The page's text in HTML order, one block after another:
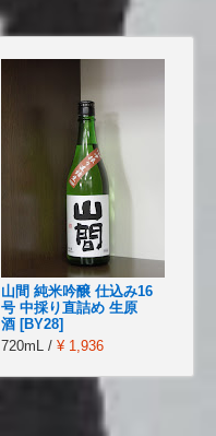
山間 純米吟醸 仕込み16
号 中採り直詰め 生原
酒 [BY28]
720mL / ¥ 1,936